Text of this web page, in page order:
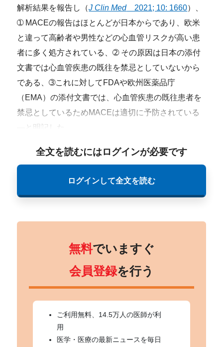
解析結果を報告し（J Clin Med2021; 10: 1660）、
➀ MACEの報告はほとんどが日本からであり、欧米
と違って高齢者や男性などの心血管リスクが高い患
者に多く処方されている、➁ その原因は日本の添付
文書では心血管疾患の既往を禁忌としていないから
である、➂これに対してFDAや欧州医薬品庁
（EMA）の添付文書では、心血管疾患の既往患者を
禁忌としているためMACEは適切に予防されている
―と明記した。
全文を読むにはログインが必要です
ログインして全文を読む
無料でいますぐ
会員登録を行う
ご利用無料、14.5万人の医師が利
用
医学・医療の最新ニュースを毎日